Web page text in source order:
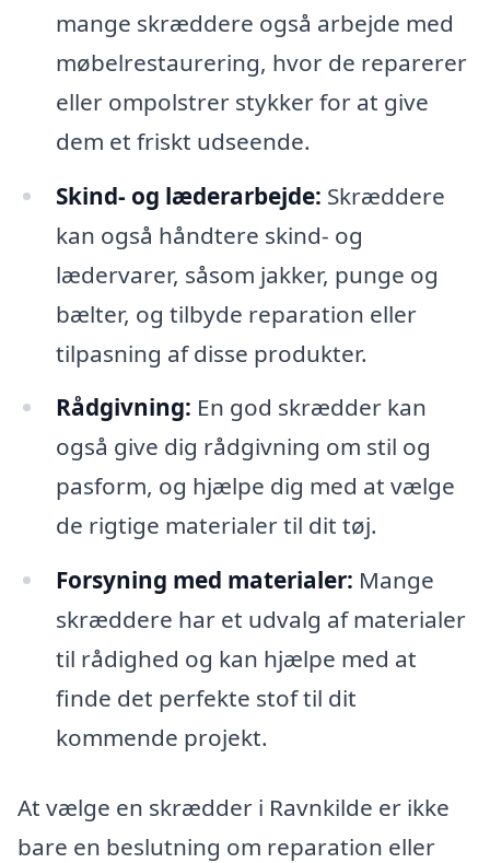
mange skræddere også arbejde med
møbelrestaurering, hvor de reparerer
eller ompolstrer stykker for at give
dem et friskt udseende.
Skind- og læderarbejde: Skræddere
kan også håndtere skind- og
lædervarer, såsom jakker, punge og
bælter, og tilbyde reparation eller
tilpasning af disse produkter.
Rådgivning: En god skrædder kan
også give dig rådgivning om stil og
pasform, og hjælpe dig med at vælge
de rigtige materialer til dit tøj.
Forsyning med materialer: Mange
skræddere har et udvalg af materialer
til rådighed og kan hjælpe med at
finde det perfekte stof til dit
kommende projekt.
At vælge en skrædder i Ravnkilde er ikke
bare en beslutning om reparation eller